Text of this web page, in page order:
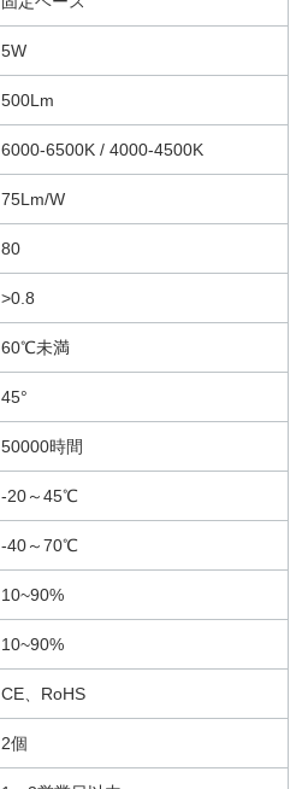
5W
500Lm
6000-6500K / 4000-4500K
75Lm/W
80
>0.8
60℃未満
45°
50000時間
-20～45℃
-40～70℃
10~90%
10~90%
CE、RoHS
2個